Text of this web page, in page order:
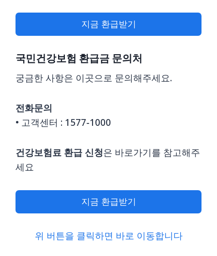
지금 환급받기
국민건강보험 환급금 문의처
궁금한 사항은 이곳으로 문의해주세요.
전화문의
• 고객센터 : 1577-1000
건강보험료 환급신청은 바로가기를 참고해주
세요
지금 환급받기
위 버튼을 클릭하면 바로 이동합니다